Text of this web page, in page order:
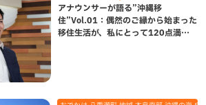
アナウンサーが語る”沖縄移
住”Vol.01：偶然のご縁から始まった
移住生活が、私にとって120点満点